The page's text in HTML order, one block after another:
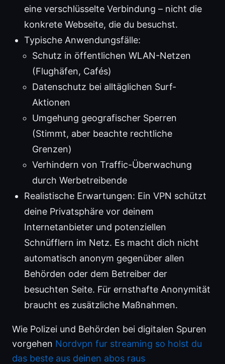
eine verschlüsselte Verbindung – nicht die
konkrete Webseite, die du besuchst.
Typische Anwendungsfälle:
Schutz in öffentlichen WLAN-Netzen
(Flughäfen, Cafés)
Datenschutz bei alltäglichen Surf-
Aktionen
Umgehung geografischer Sperren
(Stimmt, aber beachte rechtliche
Grenzen)
Verhindern von Traffic-Überwachung
durch Werbetreibende
Realistische Erwartungen: Ein VPN schützt
deine Privatsphäre vor deinem
Internetanbieter und potenziellen
Schnüfflern im Netz. Es macht dich nicht
automatisch anonym gegenüber allen
Behörden oder dem Betreiber der
besuchten Seite. Für ernsthafte Anonymität
braucht es zusätzliche Maßnahmen.
Wie Polizei und Behörden bei digitalen Spuren
vorgehen Nordvpn fur streaming so holst du
das beste aus deinen abos raus